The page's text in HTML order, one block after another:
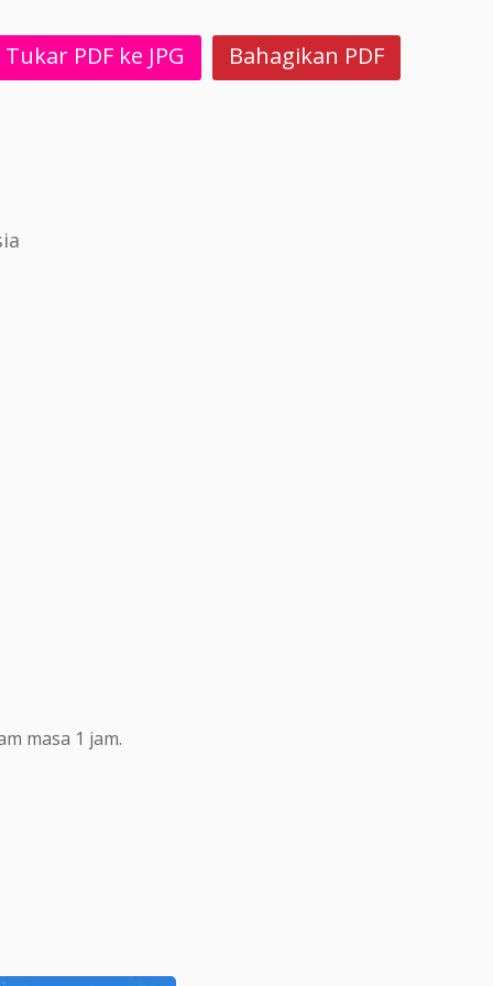
Tukar PDF ke JPG Bahagikan PDF
masa 1 jam.